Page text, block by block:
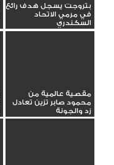
بتروجت يسجل هدف رائع
في مرمي الاتحاد
السكندري
مقصية عالمية من
محمود صابر تزين تعادل
زد والجونة